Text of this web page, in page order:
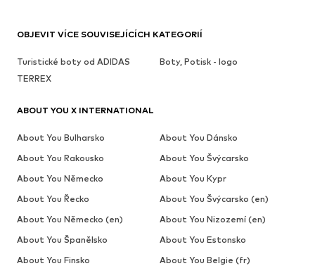
OBJEVIT VÍCE SOUVISEJÍCÍCH KATEGORIÍ
Turistické boty od ADIDAS
TERREX
Boty, Potisk - logo
ABOUT YOU X INTERNATIONAL
About You Bulharsko
About You Dánsko
About You Rakousko
About You Švýcarsko
About You Německo
About You Kypr
About You Řecko
About You Švýcarsko (en)
About You Německo (en)
About You Nizozemí (en)
About You Španělsko
About You Estonsko
About You Finsko
About You Belgie (fr)